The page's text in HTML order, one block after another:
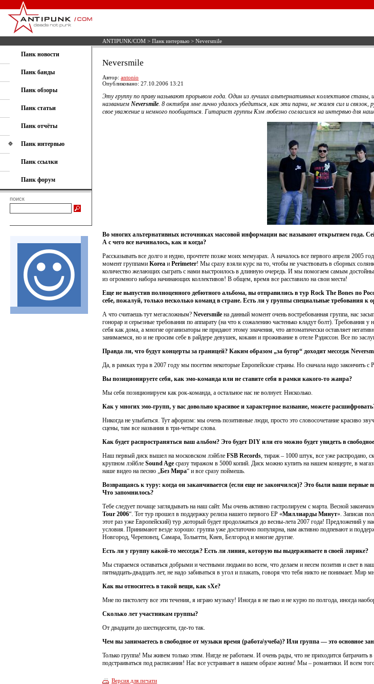
ANTIPUNK/COM > Панк интервью > Neversmile
Панк новости
Панк банды
Панк обзоры
Панк статьи
Панк отчёты
Панк интервью
Панк ссылки
Панк форум
поиск
Neversmile
Автор: antonio
Опубликовано: 27.10.2006 13:21
Эту группу по праву называют прорывом года. Один из лучших альтернативных коллективов
названием Neversmile. 8 октября мне лично удалось убедиться, как эти парни, не жалея сил и
свое уважение и немного пообщаться. Гитарист группы Кэм любезно согласился на интервью для
Во многих альтернативных источниках массовой информации вас называют открытием года.
А с чего все начиналось, как и когда?
Рассказывать все долго и нудно, прочтете позже моих мемуарах. А началось все первого апреля 2005
момент группами Korea и Perimeter! Мы сразу взяли курс на то, чтобы не участвовать в сборных
количество желающих сыграть с нами выстроилось в длинную очередь. И мы помогаем самым
из огромного набора начинающих коллективов! В общем, время все расставило на свои места!
Еще не выпустив полноценного дебютного альбома, вы отправились в тур Rock The Bones по
себе, пожалуй, только несколько команд в стране. Есть ли у группы специальные требования к
А что считаешь тут мегасложным? Neversmile на данный момент очень востребованная группа, нас
гонорар и серьезные требования по аппарату (на что к сожалению частенько кладут болт). Требования
себя как дома, а многие организаторы не придают этому значения, что автоматически оставляет
занимаемся, но и не просим себе в райдере девушек, кокаин и проживание в отеле Рэдиссон. Все по
Правда ли, что будут концерты за границей? Каким образом „за бугор“ доходит месседж
Да, в рамках тура в 2007 году мы посетим некоторые Европейские страны. Но сначала надо закончить с
Вы позиционируете себя, как эмо-команда или не ставите себя в рамки какого-то жанра?
Мы себя позиционируем как рок-команда, а остальное нас не волнует. Нисколько.
Как у многих эмо-групп, у вас довольно красивое и характерное название, можете
Никогда не улыбаться. Тут афоризм: мы очень позитивные люди, просто это словосочетание красиво
сцены, там все названия в три-четыре слова.
Как будет распространяться ваш альбом? Это будет DIY или его можно будет увидеть в
Наш первый диск вышел на московском лэйбле FSB Records, тираж – 1000 штук, все уже распродано,
крупном лэйбле Sound Age сразу тиражом в 5000 копий. Диск можно купить на нашем концерте, в
наше видео на песню „Без Мира“ и все сразу поймешь.
Возвращаясь к туру: когда он заканчивается (если еще не закончился)? Это были ваши
Что запомнилось?
Тебе следует почаще заглядывать на наш сайт. Мы очень активно гастролируем с марта. Весной
Tour 2006“. Тот тур прошел в поддержку релиза нашего первого EP «Миллиарды Минут». Записав
этот раз уже Европейский) тур ,который будет продолжаться до весны-лета 2007 года! Предложений у
условия. Принимают везде хорошо: группа уже достаточно популярна, нам активно подпевают и
Новгород, Череповец, Самара, Тольятти, Киев, Белгород и многие другие.
Есть ли у группу какой-то месседж? Есть ли линия, которую вы выдерживаете в своей лирике?
Мы стараемся оставаться добрыми и честными людьми во всем, что делаем и несем позитив и свет в
пятнадцать-двадцать лет, не надо забиваться в угол и плакать, говоря что тебя никто не понимает. Мир
Как вы относитесь в такой вещи, как sXe?
Мне по пистолету все эти течения, я играю музыку! Иногда я не пью и не курю по полгода, иногда
Сколько лет участникам группы?
От двадцати до шестидесяти, где-то так.
Чем вы занимаетесь в свободное от музыки время (работа\учеба)? Или группа — это основное
Только группа! Мы живем только этим. Нигде не работаем. И очень рады, что не приходится батрачить
подстраиваться под расписания! Нас все устраивает в нашем образе жизни! Мы – романтики. И всем
Версия для печати